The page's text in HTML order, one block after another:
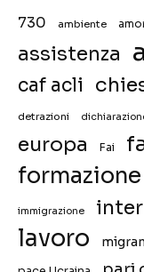
730 ambiente
assistenza
caf acli
detrazioni
europa Fai
formazione
immigrazione
lavoro